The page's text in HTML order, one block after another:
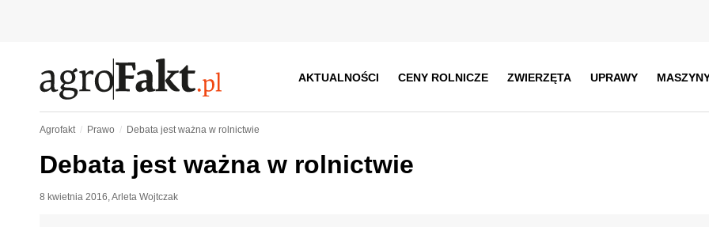
AKTUALNOŚCI CENY ROLNICZE ZWIERZĘTA UPRAWY
Agrofakt Prawo Debata jest ważna w rolnictwie
Debata jest ważna w rolnictwie
8 kwietnia 2016,Arleta Wojtczak